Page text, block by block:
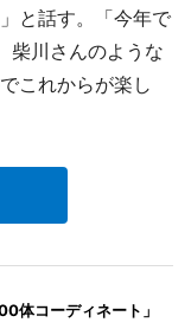
と話す。「今年で
柴川さんのような
これからが楽し
体コーディネート」